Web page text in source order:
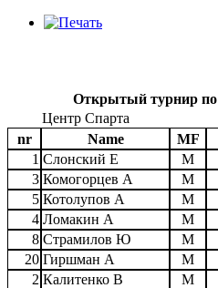
Открытый турнир
Центр Спарта
nr
Name MF
1 Слонский Е M
3 Комогорцев А M
5 Котолупов А M
4 Ломакин А M
8 Страмилов Ю M
20 Гиршман А M
2 Калитенко В M